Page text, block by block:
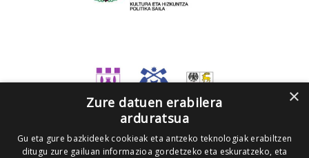
×
Zure datuen erabilera
arduratsua
Gu eta gure bazkideek cookieak eta antzeko teknologiak erabiltzen
ditugu zure gailuan informazioa gordetzeko eta eskuratzeko, eta